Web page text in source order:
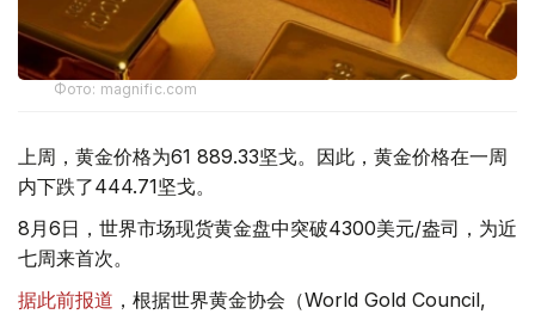
Фото: magnific.com
上周，黄金价格为61 889.33坚戈。因此，黄金价格在一周
内下跌了444.71坚戈。
8月6日，世界市场现货黄金盘中突破4300美元/盎司，为近
七周来首次。
据此前报道 ，根据世界黄金协会（World Gold Council,